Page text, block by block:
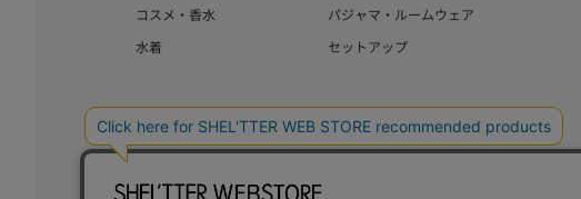
コスメ・香水
パジャマ・ルームウェア
水着
セットアップ